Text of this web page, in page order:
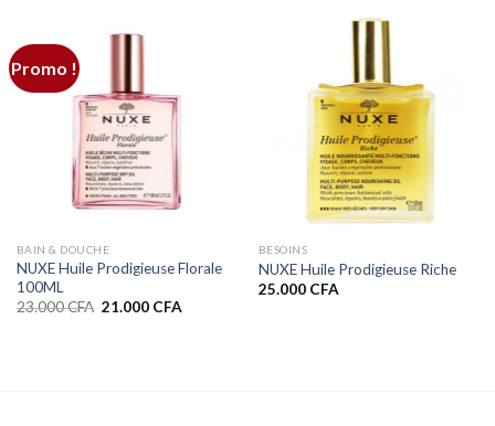
Promo !
BAIN & DOUCHE
NUXE Huile Prodigieuse Florale
100ML
23.000CFA Le
21.000 CFALe
BESOINS
NUXE Huile Prodigieuse Riche
25.000 CFA